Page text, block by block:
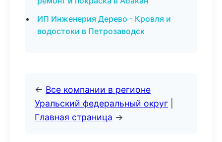
ИП Инженерия Дерево - Кровля и
водостоки в Петрозаводск
← Все компании в регионе
Уральский федеральный округ
Главная страница →